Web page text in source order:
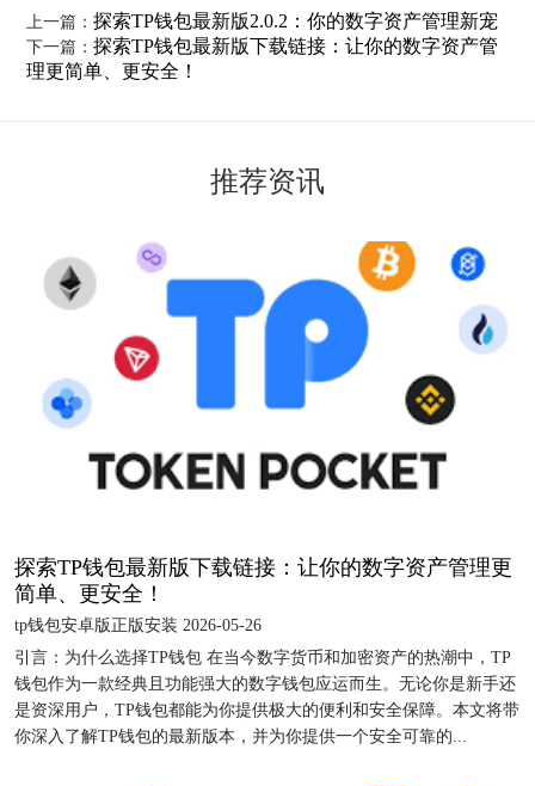
上一篇：探索TP钱包最新版2.0.2：你的数字资产管理新宠
下一篇：探索TP钱包最新版下载链接：让你的数字资产管
理更简单、更安全！
推荐资讯
探索TP钱包最新版下载链接：让你的数字资产管理更
简单、更安全！
tp钱包安卓版正版安装 2026-05-26
引言：为什么选择TP钱包 在当今数字货币和加密资产的热潮中，TP
钱包作为一款经典且功能强大的数字钱包应运而生。无论你是新手还
是资深用户，TP钱包都能为你提供极大的便利和安全保障。本文将带
你深入了解TP钱包的最新版本，并为你提供一个安全可靠的...